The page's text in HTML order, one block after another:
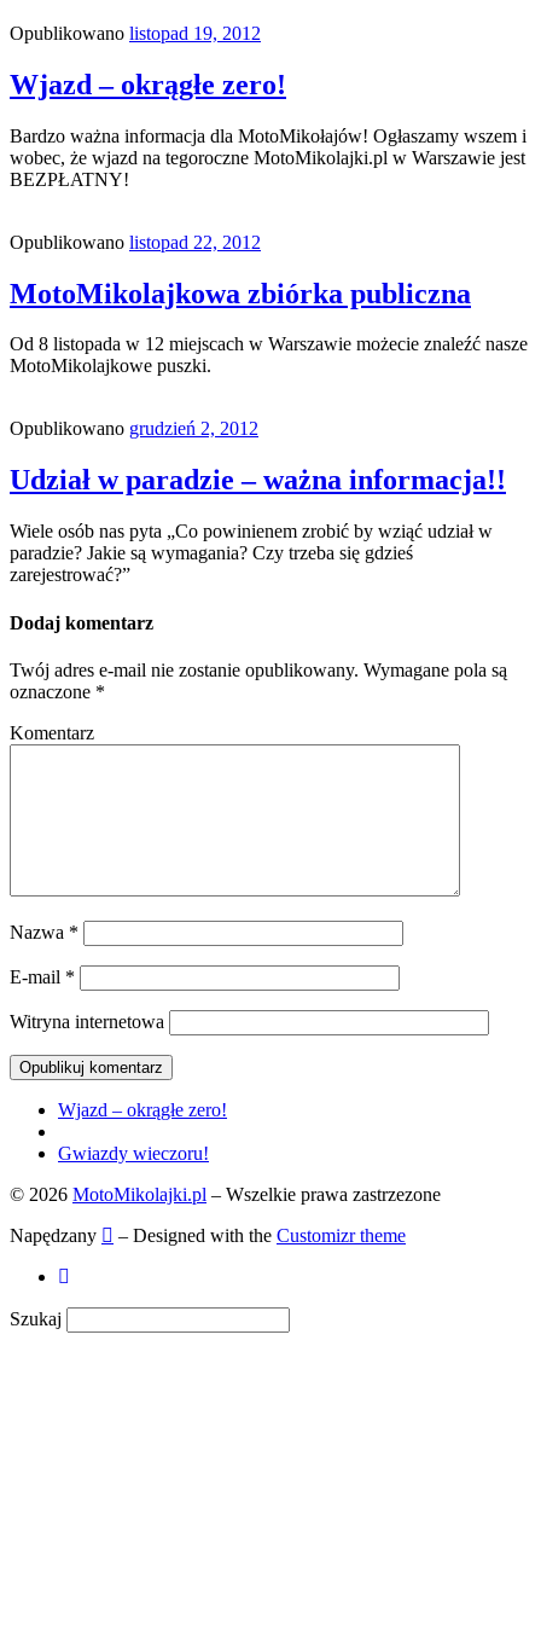
Opublikowano listopad 19, 2012
Wjazd – okrągłe zero!
Bardzo ważna informacja dla MotoMikołajów! Ogłaszamy wszem i
wobec, że wjazd na tegoroczne MotoMikolajki.pl w Warszawie jest
BEZPŁATNY!
Opublikowano listopad 22, 2012
MotoMikolajkowa zbiórka publiczna
Od 8 listopada w 12 miejscach w Warszawie możecie znaleźć nasze
MotoMikolajkowe puszki.
Opublikowano grudzień 2, 2012
Udział w paradzie – ważna informacja!!
Wiele osób nas pyta „Co powinienem zrobić by wziąć udział w
paradzie? Jakie są wymagania? Czy trzeba się gdzieś
zarejestrować?”
Dodaj komentarz
Twój adres e-mail nie zostanie opublikowany. Wymagane pola są
oznaczone *
Komentarz
Nazwa *
E-mail *
Witryna internetowa
Przeglądanie
Wpisów
Poprzedni
Wjazd – okrągłe zero!
do
postów
Następny
Gwiazdy wieczoru!
© 2026 MotoMikolajki.pl – Wszelkie prawa zastrzezone
Napędzany
– Designed with the Customizr theme
Szukaj